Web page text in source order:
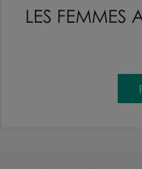
LES FEMMES